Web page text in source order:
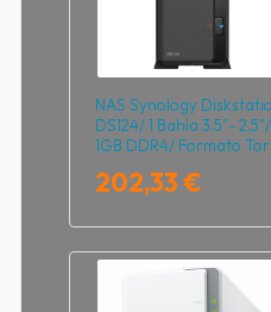
NAS Synology
DS124/ 1 Bahía 3.5"- 2.5"/
1GB DDR4/ Formato
202,33 €